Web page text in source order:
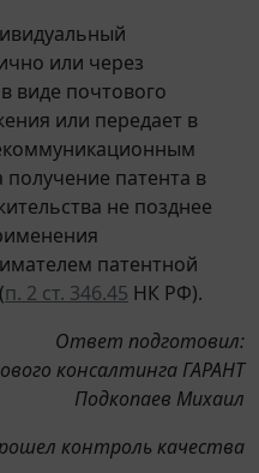
или через
виде почтового
или передает в
получение патента в
не позднее
патентной
п. 2 ст. 346.45 НК РФ).
Ответ подготовил:
консалтинга ГАРАНТ
Подкопаев Михаил
контроль качества